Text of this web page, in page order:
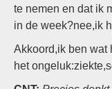
te nemen en dat ik
in de week?nee,ik
Akkoord,ik ben wat
het